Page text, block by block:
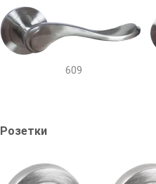
609
Розетки